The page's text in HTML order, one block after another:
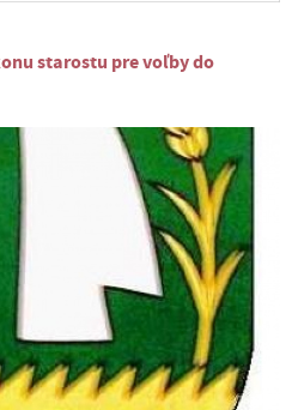
starostu pre voľby do